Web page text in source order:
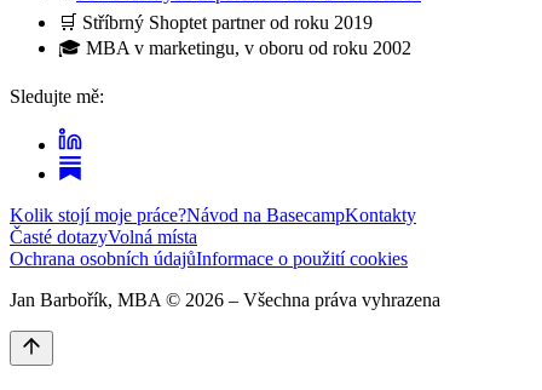
🛒 Stříbrný Shoptet partner od roku 2019
🎓 MBA v marketingu, v oboru od roku 2002
Sledujte mě:
Kolik stojí moje práce?Návod na BasecampKontakty
Časté dotazyVolná místa
Ochrana osobních údajůInformace o použití cookies
Jan Barbořík, MBA © 2026 – Všechna práva vyhrazena